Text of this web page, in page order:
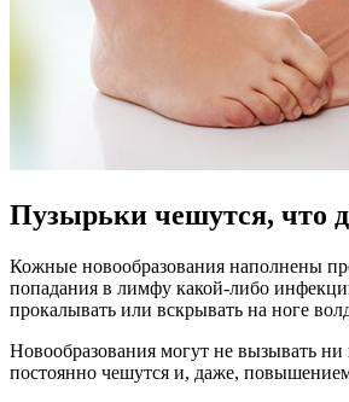
Пузырьки чешутся, что
Кожные новообразования наполнены
попадания в лимфу какой-либо
прокалывать или вскрывать на ноге
Новообразования могут не вызывать
постоянно чешутся и, даже,